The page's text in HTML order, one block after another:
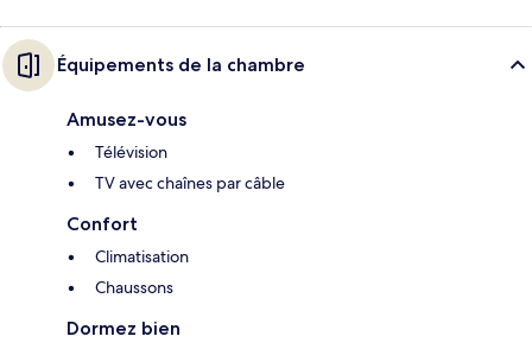
Équipements de la chambre
Amusez-vous
Télévision
TV avec chaînes par câble
Confort
Climatisation
Chaussons
Dormez bien